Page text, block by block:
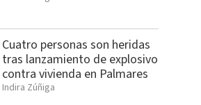
Cuatro personas son heridas
tras lanzamiento de explosivo
contra vivienda en Palmares
Indira Zúñiga